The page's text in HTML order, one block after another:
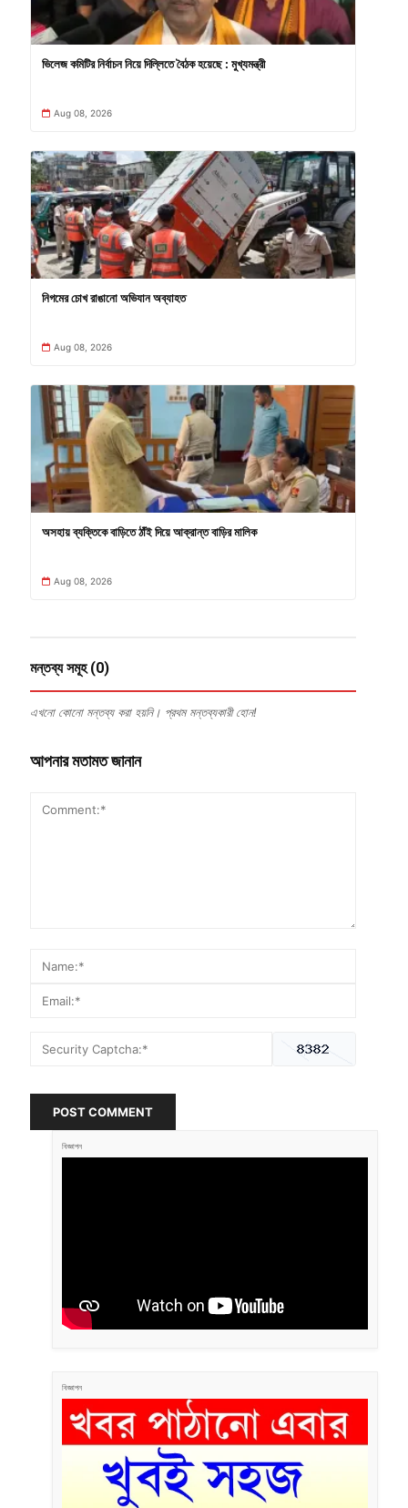
ভিলেজ কমিটির নির্বাচন নিয়ে দিল্লিতে বৈঠক হয়েছে : মুখ্যমন্ত্রী
Aug 08, 2026
নিগমের চোখ রাঙানো অভিযান অব্যাহত
Aug 08, 2026
অসহায় ব্যক্তিকে বাড়িতে ঠাঁই দিয়ে আক্রান্ত বাড়ির মালিক
Aug 08, 2026
মন্তব্য সমূহ (0)
এখনো কোনো মন্তব্য করা হয়নি। প্রথম মন্তব্যকারী হোন!
আপনার মতামত জানান
POST COMMENT
বিজ্ঞাপন
বিজ্ঞাপন